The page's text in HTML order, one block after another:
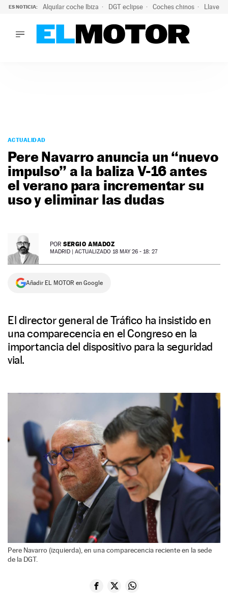
ES NOTICIA: Alquilar coche Ibiza DGT eclipse Coches chinos Llaves
PODCAST
MOTOS
TECNOLOGÍA
SUPERCOCHES
NEWSLETTER
ACTUALIDAD
Pere Navarro anuncia un “nuevo
impulso” a la baliza V-16 antes
el verano para incrementar su
uso y eliminar las dudas
POR SERGIO AMADOZ
MADRID | ACTUALIZADO 18 MAY 26 - 18: 27
Añadir EL MOTOR en Google
El director general de Tráfico ha insistido en
una comparecencia en el Congreso en la
importancia del dispositivo para la seguridad
vial.
Pere Navarro (izquierda), en una comparecencia reciente en la sede
de la DGT.